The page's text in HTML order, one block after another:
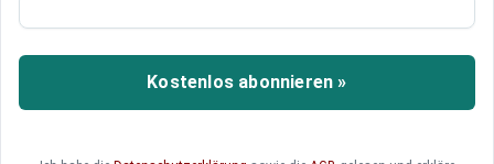
Die EU-Kommission hat Meta eine Strafe von
fast 800 Millionen Euro auferlegt, weil der
Facebook-Mutterkonzern seinen Online-
kündigte an, gegen das Urteil vorzugehen,
Kostenlos abonnieren »